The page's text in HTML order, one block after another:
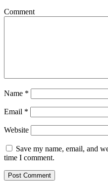
Comment
Name *
Email *
Website
Save my name, email, and
time I comment.